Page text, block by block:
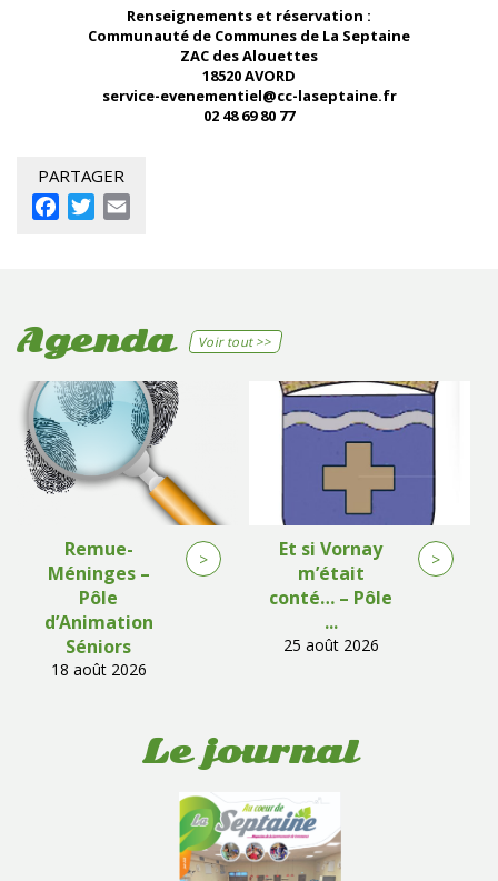
Renseignements et réservation :
Communauté de Communes de La Septaine
ZAC des Alouettes
18520 AVORD
service-evenementiel@cc-laseptaine.fr
02 48 69 80 77
PARTAGER
FacebookTwitter
Agenda Voir tout >>
Remue-
Méninges –
Pôle
d’Animation
Séniors
18 août 2026
>
Et si Vornay
m’était
conté… – Pôle
...
25 août 2026
>
Le journal